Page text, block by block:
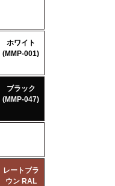
ホワイト
(MMP-001)
ブラック
(MMP-047)
レートブラ
ウン RAL